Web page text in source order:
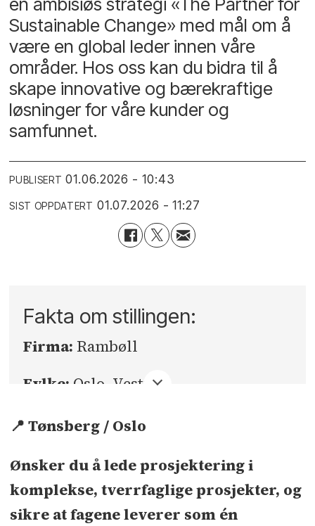
Sustainable Change» med mål om å
være en global leder innen våre
områder. Hos oss kan du bidra til å
skape innovative og bærekraftige
løsninger for våre kunder og
samfunnet.
PUBLISERT 01.06.2026 - 10:43
SIST OPPDATERT 01.07.2026 - 11:27
Fakta om stillingen:
Firma: Rambøll
Fylke: Oslo, Vestfold
Sted:Oslo, Tønsberg
Søknadsfrist:31.07.2026
📍 Tønsberg / Oslo
Ønsker du å lede prosjektering i
komplekse, tverrfaglige prosjekter, og
sikre at fagene leverer som én